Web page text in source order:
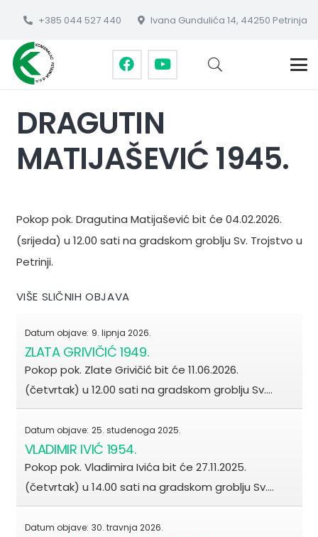
+385 044 527 440 Ivana Gundulića 14, 44250 Petrinja
DRAGUTIN
MATIJAŠEVIĆ 1945.
Pokop pok. Dragutina Matijašević bit će 04.02.2026.
(srijeda) u 12.00 sati na gradskom groblju Sv. Trojstvo u
Petrinji.
VIŠE SLIČNIH OBJAVA
Datum objave: 9. lipnja 2026.
ZLATA GRIVIČIĆ 1949.
Pokop pok. Zlate Grivičić bit će 11.06.2026.
(četvrtak) u 12.00 sati na gradskom groblju Sv.…
Datum objave: 25. studenoga 2025.
VLADIMIR IVIĆ 1954.
Pokop pok. Vladimira Ivića bit će 27.11.2025.
(četvrtak) u 14.00 sati na gradskom groblju Sv.…
Datum objave: 30. travnja 2026.